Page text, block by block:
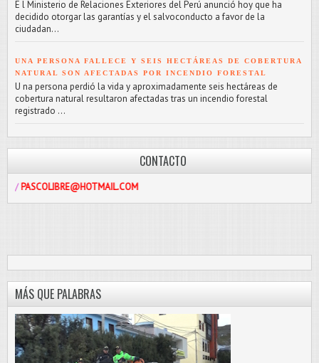
E l Ministerio de Relaciones Exteriores del Perú anunció hoy que ha
decidido otorgar las garantías y el salvoconducto a favor de la
ciudadan...
UNA PERSONA FALLECE Y SEIS HECTÁREAS DE COBERTURA
NATURAL SON AFECTADAS POR INCENDIO FORESTAL
U na persona perdió la vida y aproximadamente seis hectáreas de
cobertura natural resultaron afectadas tras un incendio forestal
registrado ...
CONTACTO
MÁS QUE PALABRAS